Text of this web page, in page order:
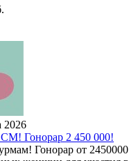
2026
Гонорар 2 450 000!
Гонорар от